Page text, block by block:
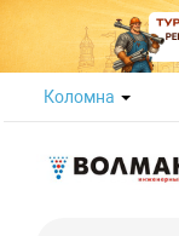
Коломна